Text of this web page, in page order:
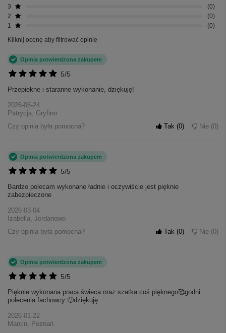
3
0
2
0
1
0
Kliknij ocenę aby filtrować opinie
5/5
Opinia potwierdzona zakupem
Przepiękne i staranne wykonanie, dziękuję!
2026-06-24
Patrycja, Gryfino
Czy opinia była pomocna?
Tak 0 Nie 0
5/5
Opinia potwierdzona zakupem
Bardzo polecam wykonane ładnie i oczywiście jest pięknie
zabezpieczone
2026-03-04
Izabella, Jordanowo
Czy opinia była pomocna?
Tak 0 Nie 0
5/5
Opinia potwierdzona zakupem
Pięknie wykonana praca.świeca oraz szatka coś pięknego🥰godni
polecenia fachowcy 🙂dziękuję
2026-01-22
Marcin, Poznań